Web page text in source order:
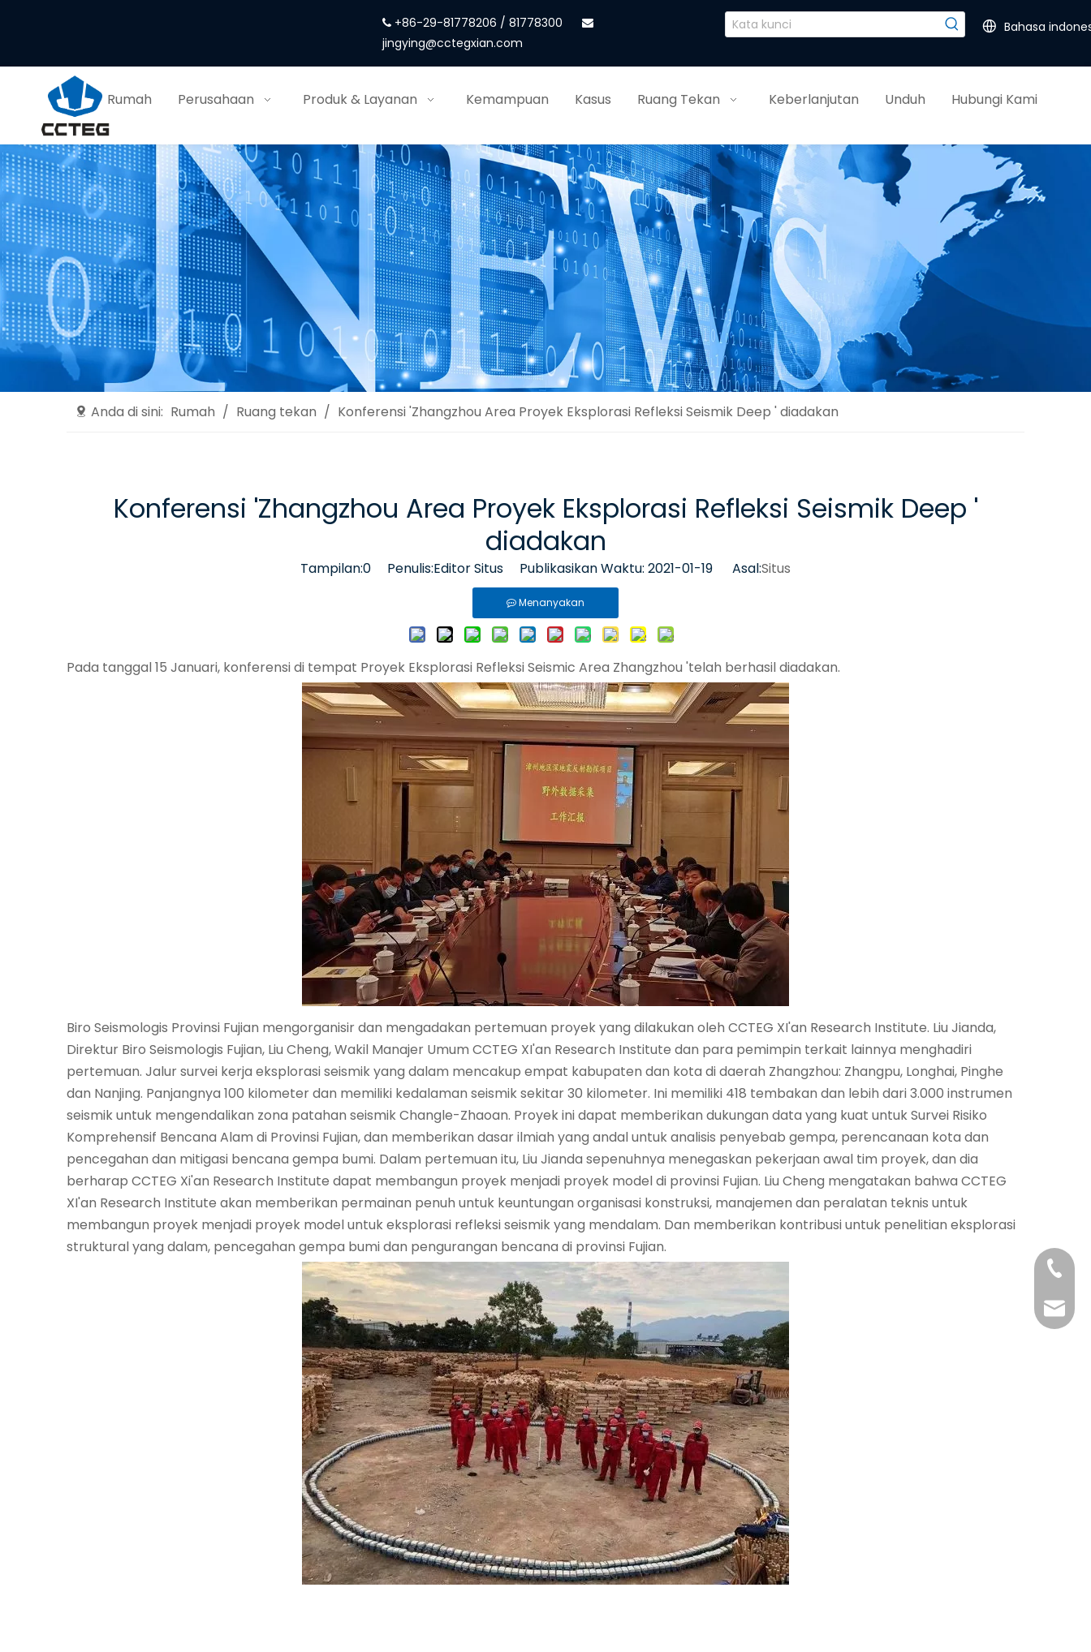
 +86-29-81778206 / 81778300
jingying@cctegxian.com
Bahasa
Rumah Perusahaan Produk & Layanan Kemampuan Kasus Ruang Tekan Keberlanjutan Unduh Hubungi Kami
Anda di sini: Rumah / Ruang tekan / Konferensi 'Zhangzhou Area Proyek Eksplorasi Refleksi Seismik Deep ' diadakan
Konferensi 'Zhangzhou Area Proyek Eksplorasi Refleksi Seismik Deep '
diadakan
Tampilan:0 Penulis:Editor Situs Publikasikan Waktu: 2021-01-19 Asal:Situs
Menanyakan
Pada tanggal 15 Januari, konferensi di tempat Proyek Eksplorasi Refleksi Seismic Area Zhangzhou 'telah berhasil diadakan.
Biro Seismologis Provinsi Fujian mengorganisir dan mengadakan pertemuan proyek yang dilakukan oleh CCTEG XI'an Research Institute. Liu Jianda,
Direktur Biro Seismologis Fujian, Liu Cheng, Wakil Manajer Umum CCTEG XI'an Research Institute dan para pemimpin terkait lainnya menghadiri
pertemuan. Jalur survei kerja eksplorasi seismik yang dalam mencakup empat kabupaten dan kota di daerah Zhangzhou: Zhangpu, Longhai, Pinghe
dan Nanjing. Panjangnya 100 kilometer dan memiliki kedalaman seismik sekitar 30 kilometer. Ini memiliki 418 tembakan dan lebih dari 3.000 instrumen
seismik untuk mengendalikan zona patahan seismik Changle-Zhaoan. Proyek ini dapat memberikan dukungan data yang kuat untuk Survei Risiko
Komprehensif Bencana Alam di Provinsi Fujian, dan memberikan dasar ilmiah yang andal untuk analisis penyebab gempa, perencanaan kota dan
pencegahan dan mitigasi bencana gempa bumi. Dalam pertemuan itu, Liu Jianda sepenuhnya menegaskan pekerjaan awal tim proyek, dan dia
berharap CCTEG Xi'an Research Institute dapat membangun proyek menjadi proyek model di provinsi Fujian. Liu Cheng mengatakan bahwa CCTEG
XI'an Research Institute akan memberikan permainan penuh untuk keuntungan organisasi konstruksi, manajemen dan peralatan teknis untuk
membangun proyek menjadi proyek model untuk eksplorasi refleksi seismik yang mendalam. Dan memberikan kontribusi untuk penelitian eksplorasi
struktural yang dalam, pencegahan gempa bumi dan pengurangan bencana di provinsi Fujian.
+86-
+86-